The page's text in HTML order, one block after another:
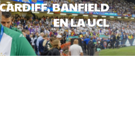
BANFIELD
EN LA UCL